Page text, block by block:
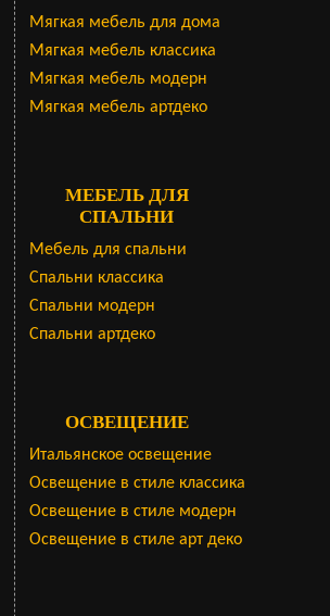
Мягкая мебель для дома
Мягкая мебель классика
Мягкая мебель модерн
Мягкая мебель артдеко
МЕБЕЛЬ ДЛЯ
СПАЛЬНИ
Мебель для спальни
Cпальни классика
Спальни модерн
Спальни артдеко
ОСВЕЩЕНИЕ
Итальянское освещение
Освещение в стиле классика
Освещение в стиле модерн
Освещение в стиле арт деко